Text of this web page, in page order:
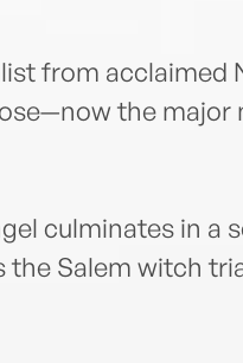
from acclaimed
the
culminates in a
Salem witch